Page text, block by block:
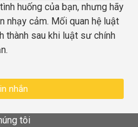
huống của bạn, nhưng hãy
nhạy cảm. Mối quan hệ luật
thành sau khi luật sư chính
nhắn
tôi